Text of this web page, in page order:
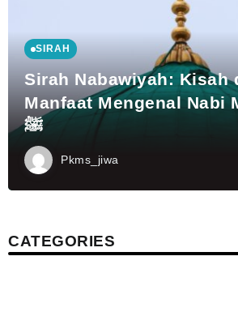
SIRAH
Sirah Nabawiyah: Kisah
Manfaat Mengenal Nabi
ﷺ
Pkms_jiwa
CATEGORIES